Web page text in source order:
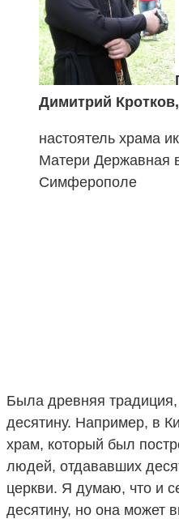
Димитрий Кротков,
настоятель храма
Матери Державная
Симферополе
Была древняя
десятину. Например, в
храм, который был
людей, отдававших
церкви. Я думаю, что и
десятину, но она может